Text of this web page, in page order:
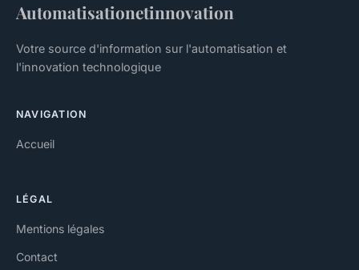
Automatisationetinnovation
Votre source d'information sur l'automatisation et
l'innovation technologique
NAVIGATION
Accueil
LÉGAL
Mentions légales
Contact